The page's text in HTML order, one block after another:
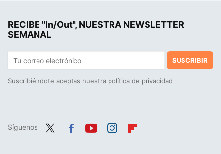
RECIBE "In/Out", NUESTRA NEWSLETTER
SEMANAL
SUSCRIBIR
Suscribiéndote aceptas nuestra política de privacidad
Síguenos